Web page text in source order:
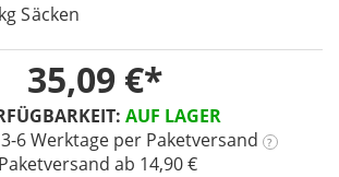
Säcken
AUF LAGER
6 Werktageper Paketversand ?
Paketversand ab 14,90 €
35,09 €